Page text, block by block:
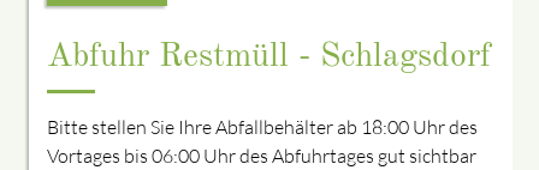
Abfuhr Restmüll - Schlagsdorf
Bitte stellen Sie Ihre Abfallbehälter ab 18:00 Uhr des
Vortages bis 06:00 Uhr des Abfuhrtages gut sichtbar